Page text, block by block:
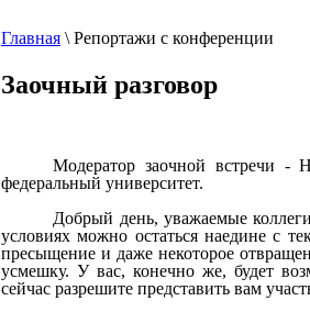
Главная \ Репортажи с конференции
Заочный разговор
Модератор заочной встречи -
федеральный университет.
Добрый день, уважаемые
условиях можно остаться наедине с
пресыщение и даже некоторое
усмешку. У вас, конечно же, будет
сейчас разрешите представить вам